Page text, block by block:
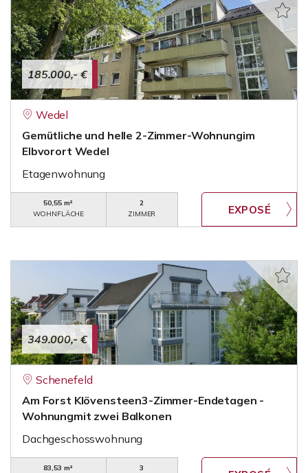
185.000,- €
Wedel
Gemütliche und helle 2-Zimmer-Wohnungim
Elbvorort Wedel
Etagenwohnung
50,55 m²
WOHNFLÄCHE
2
ZIMMER
349.000,- €
Schenefeld
Am Forst Klövensteen3-Zimmer-Endetagen -
Wohnungmit zwei Balkonen
Dachgeschosswohnung
83,53 m²
3